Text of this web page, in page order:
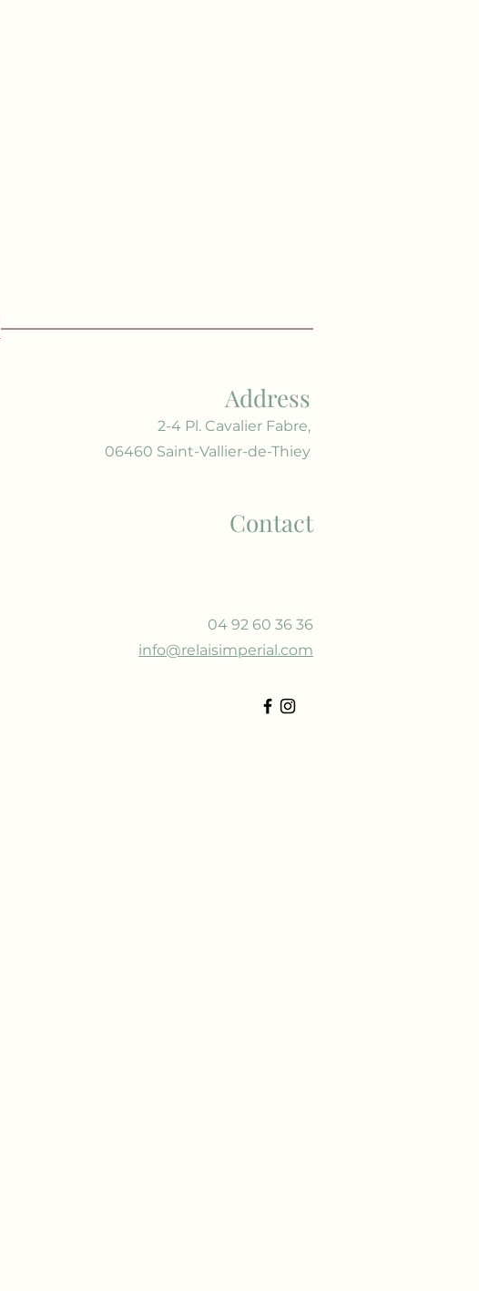
Address
2-4 Pl. Cavalier Fabre,
06460 Saint-Vallier-de-Thiey
Contact
04 92 60 36 36
info@relaisimperial.com